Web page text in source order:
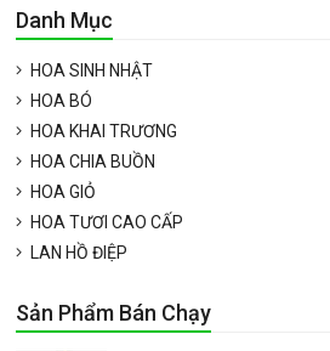
Danh Mục
HOA SINH NHẬT
HOA BÓ
HOA KHAI TRƯƠNG
HOA CHIA BUỒN
HOA GIỎ
HOA TƯƠI CAO CẤP
LAN HỒ ĐIỆP
Sản Phẩm Bán Chạy